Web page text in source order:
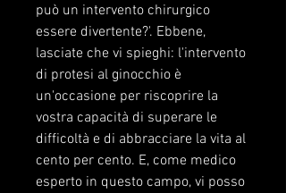
può un intervento chirurgico
essere divertente?'. Ebbene,
lasciate che vi spieghi: l'intervento
di protesi al ginocchio è
un'occasione per riscoprire la
vostra capacità di superare le
difficoltà e di abbracciare la vita al
cento per cento. E, come medico
esperto in questo campo, vi posso